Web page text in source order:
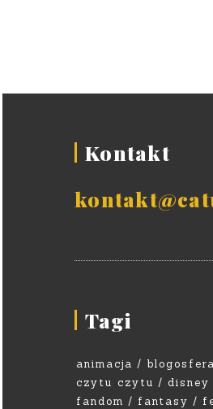
Kontakt
Tagi
animacja blogosfera
czytu czytu
disney
fandom
fantasy